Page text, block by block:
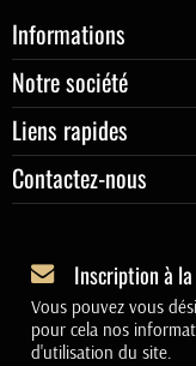
Informations
Notre société
Liens rapides
Contactez-nous
Inscription à
Vous pouvez vous
pour cela nos
d'utilisation du site.